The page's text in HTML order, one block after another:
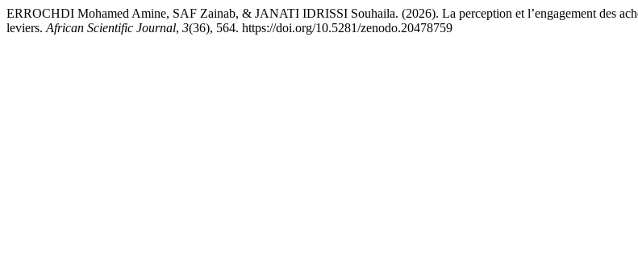
ERROCHDI Mohamed Amine, SAF Zainab, & JANATI IDRISSI Souhaila. (2026). La perception et l’engagement des
leviers. African Scientific Journal, 3(36), 564. https://doi.org/10.5281/zenodo.20478759